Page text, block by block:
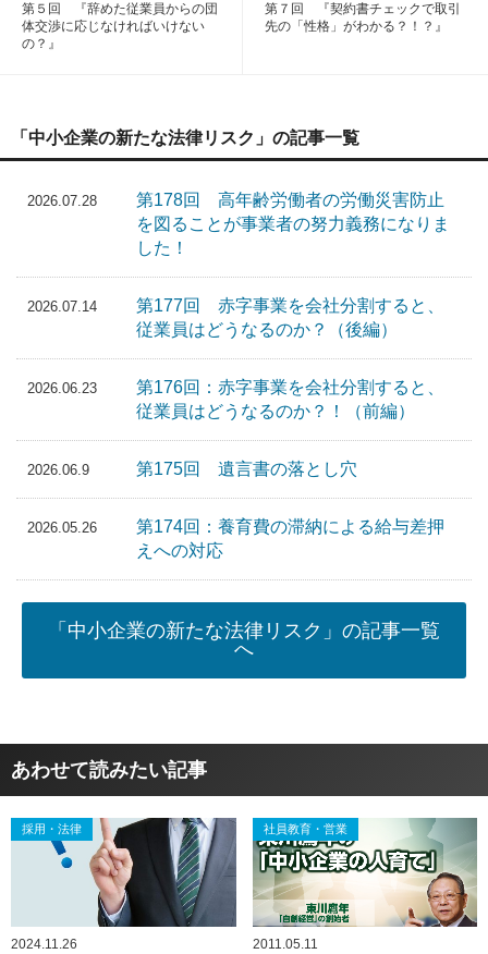
第５回 『辞めた従業員からの団
体交渉に応じなければいけない
の？』
第７回 『契約書チェックで取引
先の「性格」がわかる？！？』
「中小企業の新たな法律リスク」の記事一覧
2026.07.28
第178回 高年齢労働者の労働災害防止
を図ることが事業者の努力義務になりま
した！
2026.07.14
第177回 赤字事業を会社分割すると、
従業員はどうなるのか？（後編）
2026.06.23
第176回：赤字事業を会社分割すると、
従業員はどうなるのか？！（前編）
2026.06.9 第175回 遺言書の落とし穴
2026.05.26
第174回：養育費の滞納による給与差押
えへの対応
「中小企業の新たな法律リスク」の記事一覧
へ
あわせて読みたい記事
採用・法律
2024.11.26
社員教育・営業
2011.05.11